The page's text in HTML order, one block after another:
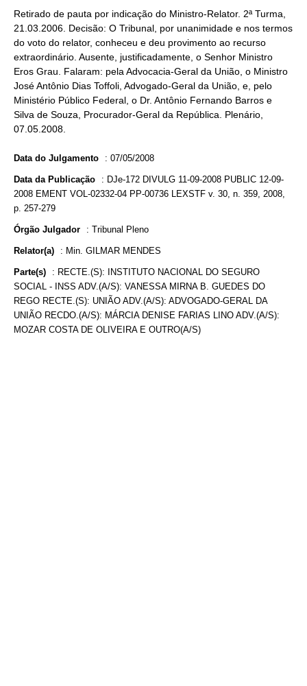
Retirado de pauta por indicação do Ministro-Relator. 2ª Turma,
21.03.2006. Decisão: O Tribunal, por unanimidade e nos termos
do voto do relator, conheceu e deu provimento ao recurso
extraordinário. Ausente, justificadamente, o Senhor Ministro
Eros Grau. Falaram: pela Advocacia-Geral da União, o Ministro
José Antônio Dias Toffoli, Advogado-Geral da União, e, pelo
Ministério Público Federal, o Dr. Antônio Fernando Barros e
Silva de Souza, Procurador-Geral da República. Plenário,
07.05.2008.
Data do Julgamento : 07/05/2008
Data da Publicação : DJe-172 DIVULG 11-09-2008 PUBLIC 12-09-
2008 EMENT VOL-02332-04 PP-00736 LEXSTF v. 30, n. 359, 2008,
p. 257-279
Órgão Julgador : Tribunal Pleno
Relator(a) : Min. GILMAR MENDES
Parte(s) : RECTE.(S): INSTITUTO NACIONAL DO SEGURO
SOCIAL - INSS ADV.(A/S): VANESSA MIRNA B. GUEDES DO
REGO RECTE.(S): UNIÃO ADV.(A/S): ADVOGADO-GERAL DA
UNIÃO RECDO.(A/S): MÁRCIA DENISE FARIAS LINO ADV.(A/S):
MOZAR COSTA DE OLIVEIRA E OUTRO(A/S)